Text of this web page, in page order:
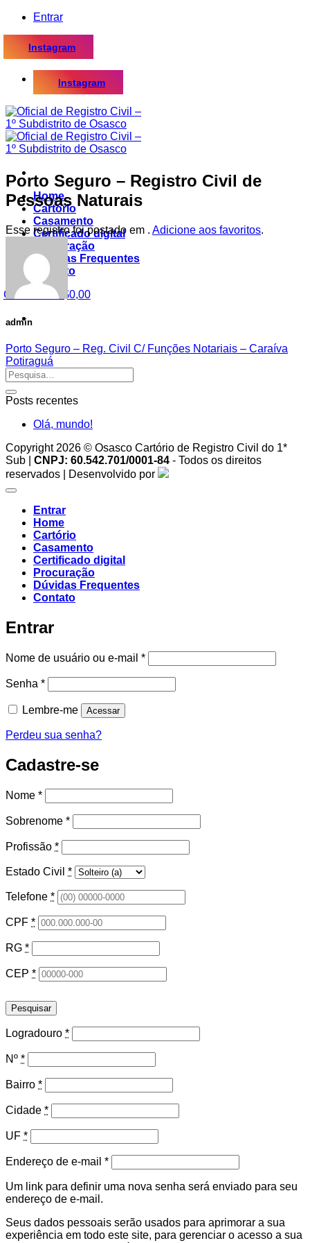
Skip
content
Entrar
Instagram
Instagram
Home
Cartório
Casamento
Certificado digital
Procuração
Dúvidas Frequentes
Contato
Carrinho /
R$0,00
Porto Seguro – Registro Civil de
Pessoas Naturais
Esse registro foi postado em . Adicione aos favoritos.
admin
Porto Seguro – Reg. Civil C/ Funções Notariais – Caraíva
Potiraguá
Posts recentes
Olá, mundo!
Copyright 2026 © Osasco Cartório de Registro Civil do 1*
Sub | CNPJ: 60.542.701/0001-84 - Todos os direitos
reservados | Desenvolvido por
Entrar
Home
Cartório
Casamento
Certificado digital
Procuração
Dúvidas Frequentes
Contato
Entrar
Nome de usuário ou e-mail *Obrigatório
Senha *Obrigatório
Lembre-me Acessar
Perdeu sua senha?
Cadastre-se
Nome *
Sobrenome *
Profissão *
Estado Civil *
Telefone *
CPF *
RG *
CEP *
Pesquisar
Logradouro *
Nº *
Bairro *
Cidade *
UF *
Endereço de e-mail *Obrigatório
Um link para definir uma nova senha será enviado para seu
endereço de e-mail.
Seus dados pessoais serão usados para aprimorar a sua
experiência em todo este site, para gerenciar o acesso a sua